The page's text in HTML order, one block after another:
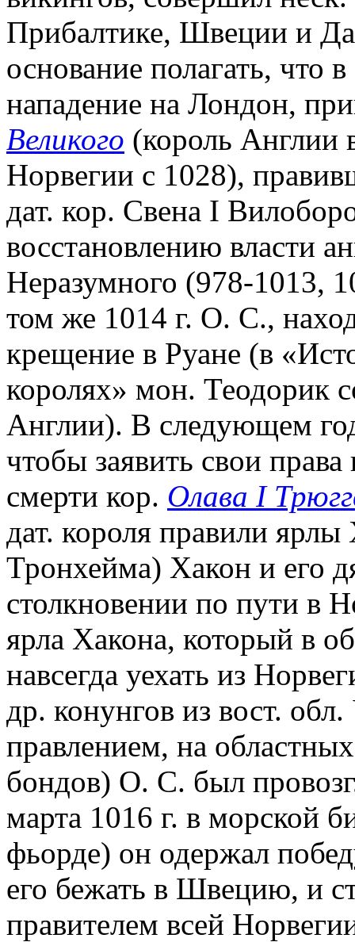
Прибалтике, Швеции и
основание полагать, что
нападение на Лондон,
Великого (король Англии
Норвегии с 1028),
дат. кор. Свена I
восстановлению власти
Неразумного (978-1013,
том же 1014 г. О. С.,
крещение в Руане (в
королях» мон. Теодорик
Англии). В следующем
чтобы заявить свои права
смерти кор. Олава I
дат. короля правили
Тронхейма) Хакон и его
столкновении по пути в
ярла Хакона, который в
навсегда уехать из
др. конунгов из вост.
правлением, на
бондов) О. С. был
марта 1016 г. в морской
фьорде) он одержал
его бежать в Швецию, и
правителем всей